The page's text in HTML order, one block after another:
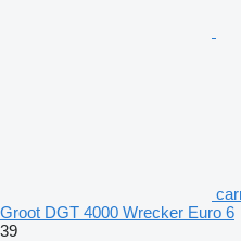
Groot DGT 4000 Wrecker Euro 6
39